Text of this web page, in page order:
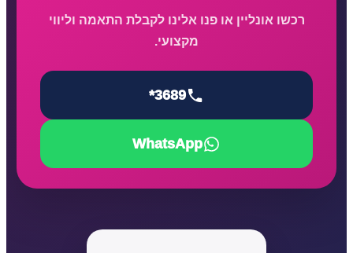
רכשו אונליין או פנו אלינו לקבלת התאמה וליווי
מקצועי.
*3689
WhatsApp